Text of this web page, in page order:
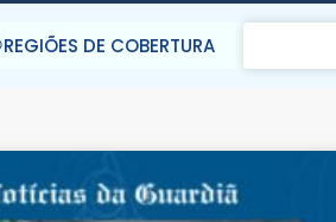
REGIÕES DE COBERTURA